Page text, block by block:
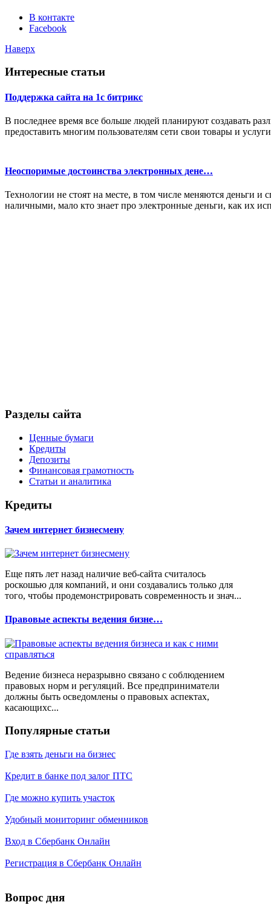
В контакте
Facebook
Наверх
Интересные статьи
Поддержка сайта на 1с битрикс
В последнее время все больше людей планируют создавать
предоставить многим пользователям сети свои товары и
Неоспоримые достоинства электронных дене…
Технологии не стоят на месте, в том числе меняются деньги
наличными, мало кто знает про электронные деньги, как их
Разделы сайта
Ценные бумаги
Кредиты
Депозиты
Финансовая грамотность
Статьи и аналитика
Кредиты
Зачем интернет бизнесмену
Еще пять лет назад наличие веб-сайта считалось
роскошью для компаний, и они создавались только для
того, чтобы продемонстрировать современность и знач...
Правовые аспекты ведения бизне…
Ведение бизнеса неразрывно связано с соблюдением
правовых норм и регуляций. Все предприниматели
должны быть осведомлены о правовых аспектах,
касающихс...
Популярные статьи
Где взять деньги на бизнес
Кредит в банке под залог ПТС
Где можно купить участок
Удобный мониторинг обменников
Вход в Сбербанк Онлайн
Регистрация в Сбербанк Онлайн
Вопрос дня